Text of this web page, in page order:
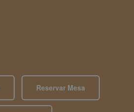
Reservar Mesa